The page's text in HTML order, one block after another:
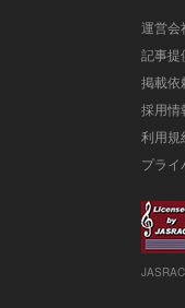
運営会
記事提
掲載依
採用情
利用規
プライ